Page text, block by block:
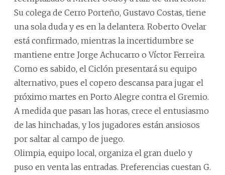
Su colega de Cerro Porteño, Gustavo Costas, tiene
una sola duda y es en la delantera. Roberto Ovelar
está confirmado, mientras la incertidumbre se
mantiene entre Jorge Achucarro o Víctor Ferreira.
Como es sabido, el Ciclón presentará su equipo
alternativo, pues el copero descansa para jugar el
próximo martes en Porto Alegre contra el Gremio.
A medida que pasan las horas, crece el entusiasmo
de las hinchadas, y los jugadores están ansiosos
por saltar al campo de juego.
Olimpia, equipo local, organiza el gran duelo y
puso en venta las entradas. Preferencias cuestan G.